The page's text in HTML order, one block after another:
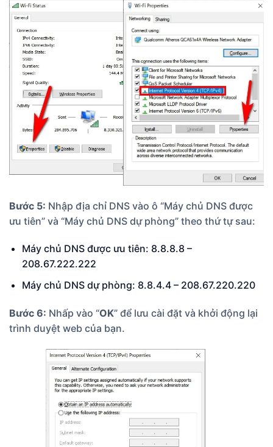
Bước 5: Nhập địa chỉ DNS vào ô “Máy chủ DNS được
ưu tiên” và “Máy chủ DNS dự phòng” theo thứ tự sau:
Máy chủ DNS được ưu tiên: 8.8.8.8 –
208.67.222.222
Máy chủ DNS dự phòng: 8.8.4.4 – 208.67.220.220
Bước 6: Nhấp vào “OK” để lưu cài đặt và khởi động lại
trình duyệt web của bạn.